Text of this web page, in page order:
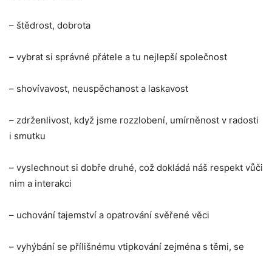
– štědrost, dobrota
– vybrat si správné přátele a tu nejlepší společnost
– shovívavost, neuspěchanost a laskavost
– zdrženlivost, když jsme rozzlobení, umírněnost v radosti
i smutku
– vyslechnout si dobře druhé, což dokládá náš respekt vůči
nim a interakci
– uchování tajemství a opatrování svěřené věci
– vyhýbání se přílišnému vtipkování zejména s těmi, se